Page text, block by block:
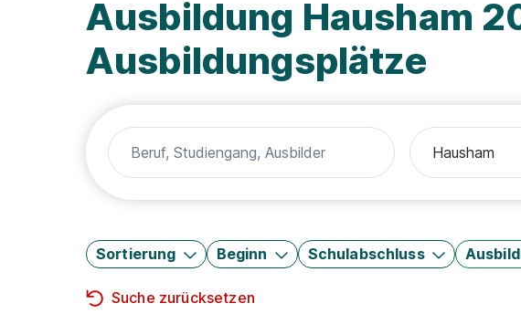
Ausbildung Hausham
Ausbildungsplätze
Sortierung Beginn Schulabschluss
Suche zurücksetzen